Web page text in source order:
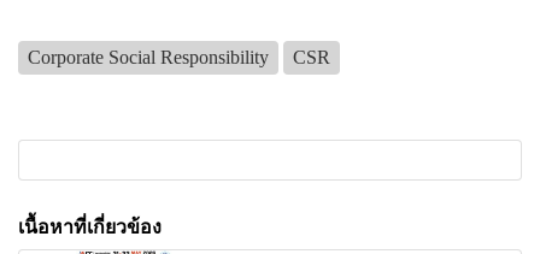
Corporate Social Responsibility CSR
เนื้อหาที่เกี่ยวข้อง